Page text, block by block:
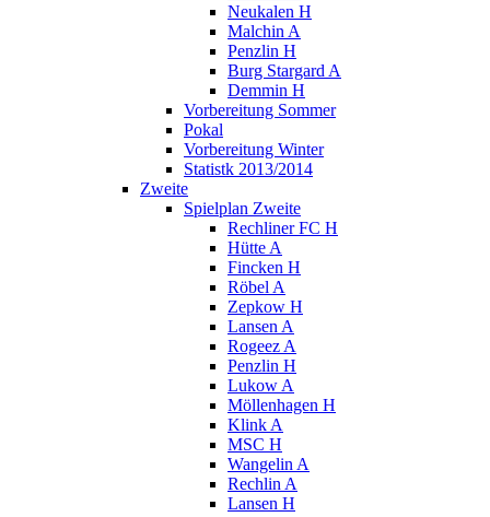
Neukalen H
Malchin A
Penzlin H
Burg Stargard A
Demmin H
Vorbereitung Sommer
Pokal
Vorbereitung Winter
Statistk 2013/2014
Zweite
Spielplan Zweite
Rechliner FC H
Hütte A
Fincken H
Röbel A
Zepkow H
Lansen A
Rogeez A
Penzlin H
Lukow A
Möllenhagen H
Klink A
MSC H
Wangelin A
Rechlin A
Lansen H